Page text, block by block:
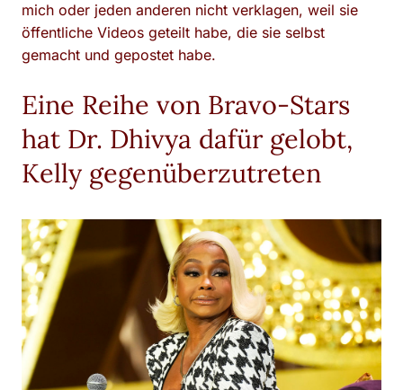
mich oder jeden anderen nicht verklagen, weil sie
öffentliche Videos geteilt habe, die sie selbst
gemacht und gepostet habe.
Eine Reihe von Bravo-Stars
hat Dr. Dhivya dafür gelobt,
Kelly gegenüberzutreten